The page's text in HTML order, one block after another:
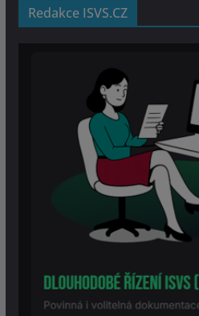
Redakce ISVS.CZ